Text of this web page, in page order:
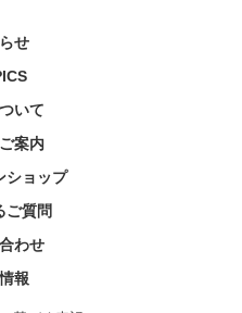
せ
いて
案内
ショップ
ご質問
わせ
報